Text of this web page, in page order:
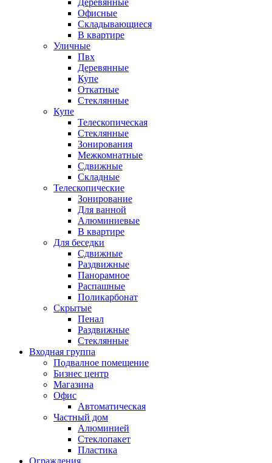
Деревянные
Офисные
Складывающиеся
В квартире
Уличные
Пвх
Деревянные
Купе
Откатные
Стеклянные
Купе
Телескопическая
Стеклянные
Зонирования
Межкомнатные
Сдвижные
Складные
Телескопические
Зонирование
Для ванной
Алюминиевые
В квартире
Для беседки
Сдвижные
Раздвижные
Панорамное
Распашные
Поликарбонат
Скрытые
Пенал
Раздвижные
Стеклянные
Входная группа
Подвалное помещение
Бизнес центр
Магазина
Офис
Автоматическая
Частный дом
Алюминией
Стеклопакет
Пластика
Ограждения